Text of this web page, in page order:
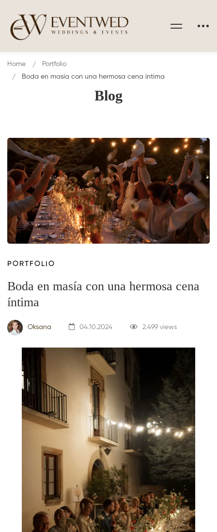
Blog
Home
Portfolio
Boda en masía con una hermosa cena íntima
PORTFOLIO
Boda en masía con una hermosa cena
íntima
Oksana 04.10.2024 2.499 views